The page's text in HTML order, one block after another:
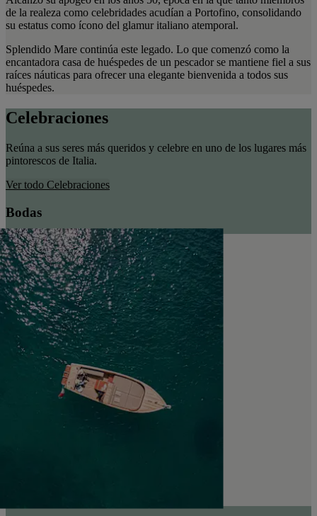
de la realeza como celebridades acudían a Portofino, consolidando
su estatus como ícono del glamur italiano atemporal.
Splendido Mare continúa este legado. Lo que comenzó como la
encantadora casa de huéspedes de un pescador se mantiene fiel a sus
raíces náuticas para ofrecer una elegante bienvenida a todos sus
huéspedes.
Celebraciones
Reúna a sus seres más queridos y celebre en uno de los lugares más
pintorescos de Italia.
Ver todo Celebraciones
Bodas